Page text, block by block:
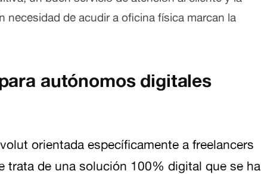
necesidad de acudir a oficina física marcan la
autónomos digitales
orientada específicamente a freelancers
trata de una solución 100% digital que se ha